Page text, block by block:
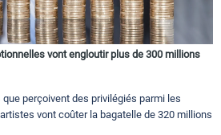
vont engloutir plus de 300 millions
perçoivent des privilégiés parmi les
vont coûter la bagatelle de 320 millions